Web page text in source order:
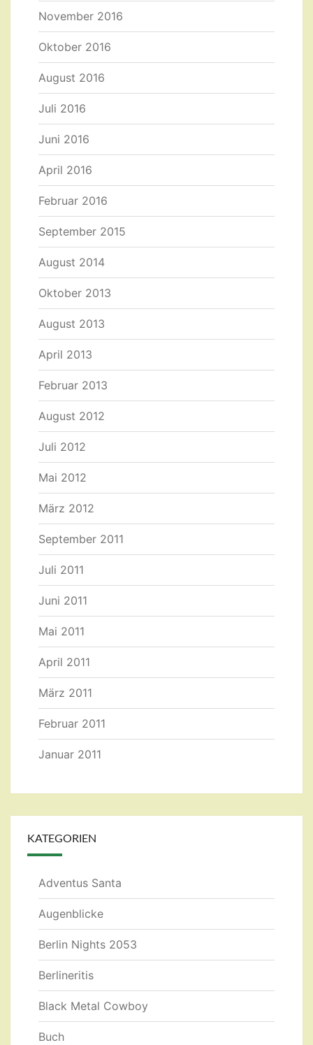
November 2016
Oktober 2016
August 2016
Juli 2016
Juni 2016
April 2016
Februar 2016
September 2015
August 2014
Oktober 2013
August 2013
April 2013
Februar 2013
August 2012
Juli 2012
Mai 2012
März 2012
September 2011
Juli 2011
Juni 2011
Mai 2011
April 2011
März 2011
Februar 2011
Januar 2011
KATEGORIEN
Adventus Santa
Augenblicke
Berlin Nights 2053
Berlineritis
Black Metal Cowboy
Buch